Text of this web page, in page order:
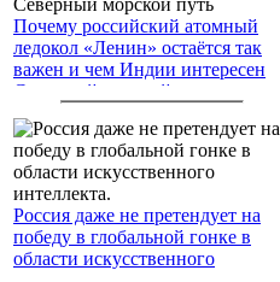
Почему российский атомный
ледокол «Ленин» остаётся так
важен и чем Индии интересен
Северный морской путь
Россия даже не претендует на
победу в глобальной гонке в
области искусственного